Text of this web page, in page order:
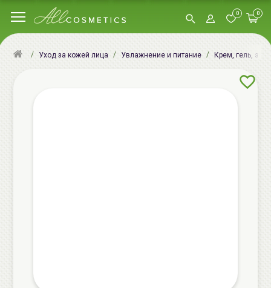
0 0
Уход за кожей лица Увлажнение и питание Крем, гель,